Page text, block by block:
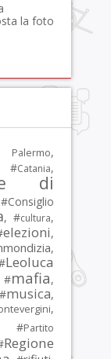
la foto
,
#Catania,
di
Consiglio
, #cultura,
elezioni,
,
Leoluca
mafia,
musica,
,
Partito
Regione